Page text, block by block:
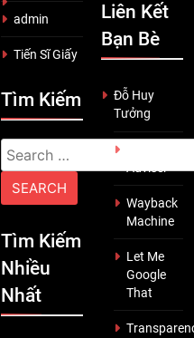
admin
Tiến Sĩ Giấy
Tìm Kiếm
Search
for:
Tìm Kiếm
Nhiều
Nhất
Liên Kết
Bạn Bè
Đỗ Huy
Tưởng
Adviser
Wayback
Machine
Let Me
Google
That